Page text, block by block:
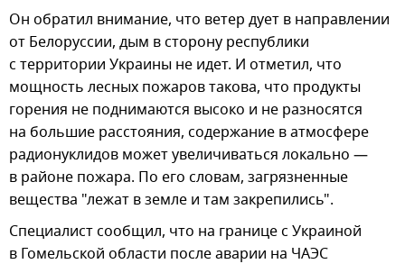
Он обратил внимание, что ветер дует в направлении
от Белоруссии, дым в сторону республики
с территории Украины не идет. И отметил, что
мощность лесных пожаров такова, что продукты
горения не поднимаются высоко и не разносятся
на большие расстояния, содержание в атмосфере
радионуклидов может увеличиваться локально —
в районе пожара. По его словам, загрязненные
вещества "лежат в земле и там закрепились".
Специалист сообщил, что на границе с Украиной
в Гомельской области после аварии на ЧАЭС